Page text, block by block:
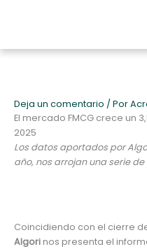
Deja un comentario / Por
El mercado FMCG crece un
2025
Los datos aportados por
año, nos arrojan una serie de
Coincidiendo con el cierre
Algorinos presenta el